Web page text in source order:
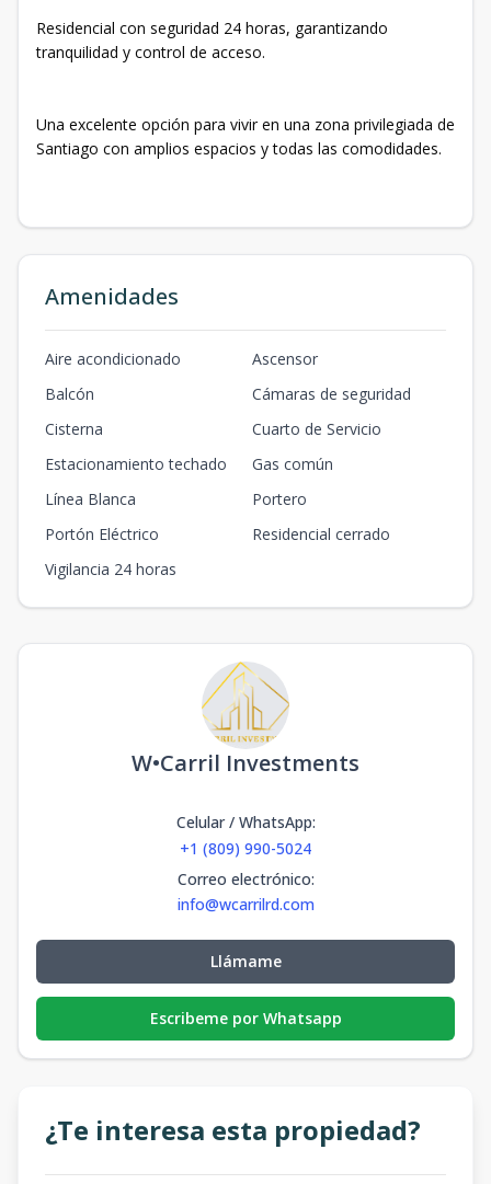
Residencial con seguridad 24 horas, garantizando
tranquilidad y control de acceso.
Una excelente opción para vivir en una zona privilegiada de
Santiago con amplios espacios y todas las comodidades.
Amenidades
Aire acondicionado
Ascensor
Balcón
Cámaras de seguridad
Cisterna
Cuarto de Servicio
Estacionamiento techado
Gas común
Línea Blanca
Portero
Portón Eléctrico
Residencial cerrado
Vigilancia 24 horas
W•Carril Investments
Celular / WhatsApp:
+1 (809) 990-5024
Correo electrónico:
info@wcarrilrd.com
Llámame
Escribeme por Whatsapp
¿Te interesa esta propiedad?